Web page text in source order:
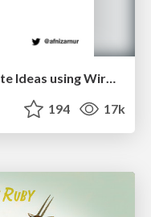
Easily Structure & Communicate Ideas using Wireframe
194 17k